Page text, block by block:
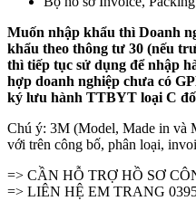
Muốn nhập khẩu thì Doanh
khẩu theo thông tư 30 (nếu
thì tiếp tục sử dụng để nhập
hợp doanh nghiệp chưa có
ký lưu hành TTBYT loại C
Chú ý: 3M (Model, Made in và
với trên công bố, phân loại,
=> CẦN HỖ TRỢ HỒ SƠ
=> LIÊN HỆ EM TRANG